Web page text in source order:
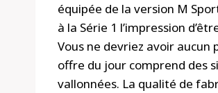
équipée de la version M
à la Série 1 l’impression
Vous ne devriez avoir aucun
offre du jour comprend des
vallonnées. La qualité de